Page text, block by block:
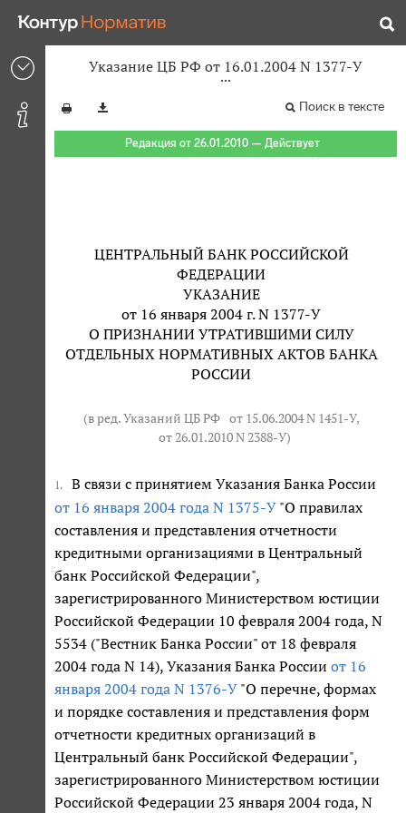
Указание ЦБ РФ от 16.01.2004 N 1377-У
Поиск в тексте
Редакция от 26.01.2010 — Действует
ЦЕНТРАЛЬНЫЙ БАНК РОССИЙСКОЙ
ФЕДЕРАЦИИ
УКАЗАНИЕ
от 16 января 2004 г. N 1377-У
О ПРИЗНАНИИ УТРАТИВШИМИ СИЛУ
ОТДЕЛЬНЫХ НОРМАТИВНЫХ АКТОВ БАНКА
РОССИИ
(в ред. Указаний ЦБ РФ от 15.06.2004 N 1451-У,
от 26.01.2010 N 2388-У)
1.
В связи с принятием Указания Банка России
от 16 января 2004 года N 1375-У "О правилах
составления и представления отчетности
кредитными организациями в Центральный
банк Российской Федерации",
зарегистрированного Министерством юстиции
Российской Федерации 10 февраля 2004 года, N
5534 ("Вестник Банка России" от 18 февраля
2004 года N 14), Указания Банка России от 16
января 2004 года N 1376-У "О перечне, формах
и порядке составления и представления форм
отчетности кредитных организаций в
Центральный банк Российской Федерации",
зарегистрированного Министерством юстиции
Российской Федерации 23 января 2004 года, N